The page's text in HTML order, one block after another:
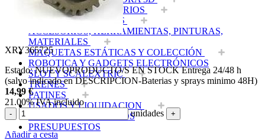
MOTORES Y ACCESORIOS
CURSOS Y TALLERES
ACCESORIOS, HERRAMIENTAS, PINTURAS,
MATERIALES
MAQUETAS ESTÁTICAS Y COLECCIÓN
ROBOTICA Y GADGETS ELECTRÓNICOS
SLOT Y SCALEXTRIC
TRENES
PATINES
USADOS Y LIQUIDACION
SERVICIOS PRESTADOS
PRESUPUESTOS
XRY365725
Estado:NUEVOPRODUCTO/S EN STOCKEntrega 24/48 h
(salvo indicado en DESCRIPCION-Baterias y sprays minimo 48H)
14,99 €
21.00%IVA incluido
- unidades +
Añadir a cesta